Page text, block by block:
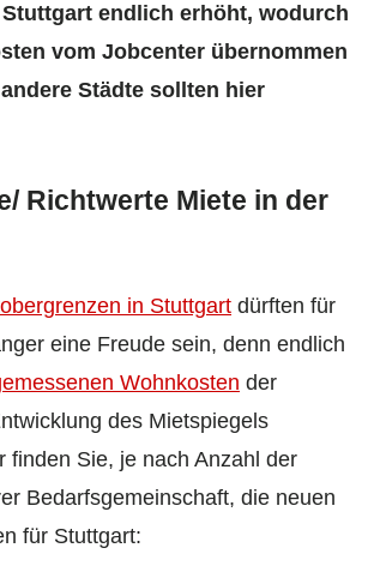
endlich erhöht, wodurch
vom Jobcenter übernommen
Städte sollten hier
Richtwerte Miete in der
in Stuttgart dürften für
eine Freude sein, denn endlich
Wohnkosten der
des Mietspiegels
finden Sie, je nach Anzahl der
Bedarfsgemeinschaft, die neuen
für Stuttgart: